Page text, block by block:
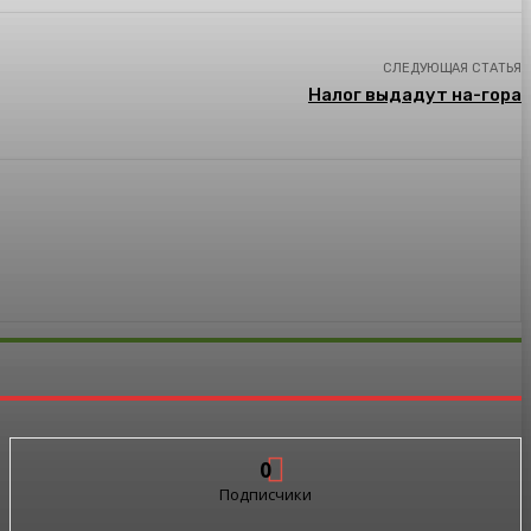
СЛЕДУЮЩАЯ СТАТЬЯ
Налог выдадут на-гора
0
Подписчики